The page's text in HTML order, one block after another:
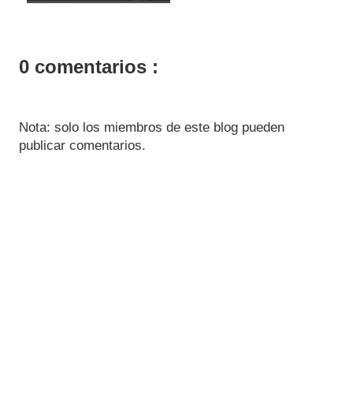
0 comentarios :
Nota: solo los miembros de este blog pueden
publicar comentarios.